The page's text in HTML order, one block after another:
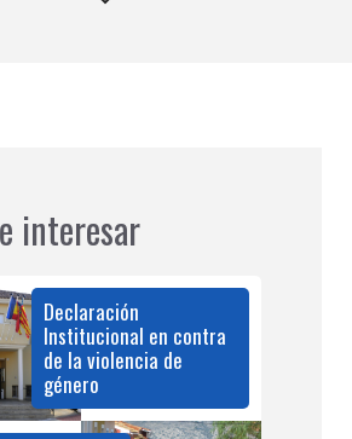
interesar
Declaración
Institucional en contra
de la violencia de
género